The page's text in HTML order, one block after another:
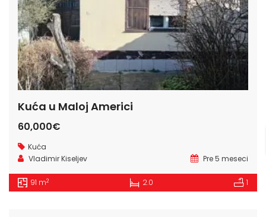
Kuća u Maloj Americi
60,000€
Kuća
Vladimir Kiseljev
Pre 5 meseci
91 m2 2.0 1